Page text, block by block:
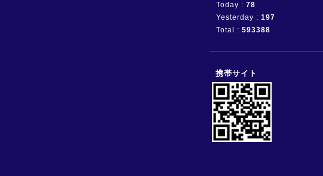
Today : 78
Yesterday : 197
Total : 593388
携帯サイト